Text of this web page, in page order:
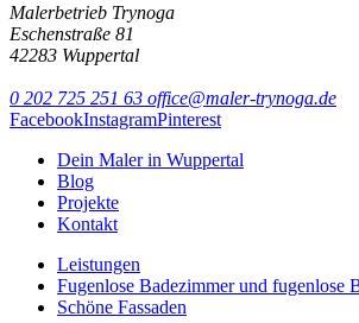
Malerbetrieb Trynoga
Eschenstraße 81
42283 Wuppertal
0 202 725 251 63 office@maler-trynoga.de
FacebookInstagramPinterest
Dein Maler in Wuppertal
Blog
Projekte
Kontakt
Leistungen
Fugenlose Badezimmer und fugenlose
Schöne Fassaden